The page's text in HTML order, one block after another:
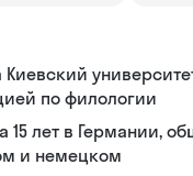
Киевский
по филологии
15 лет в Германии,
и немецком